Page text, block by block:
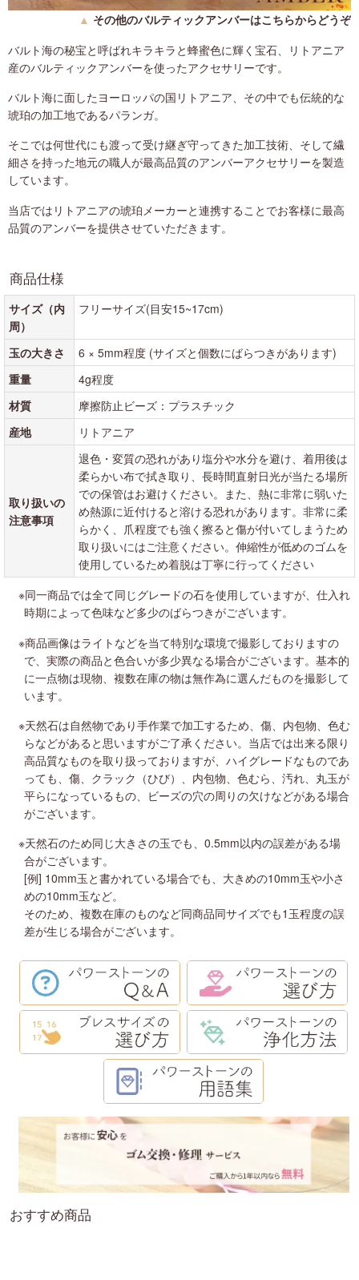
▲ その他のバルティックアンバーはこちらからどうぞ
バルト海の秘宝と呼ばれキラキラと蜂蜜色に輝く宝石、リトアニア
産のバルティックアンバーを使ったアクセサリーです。
バルト海に面したヨーロッパの国リトアニア、その中でも伝統的な
琥珀の加工地であるパランガ。
そこでは何世代にも渡って受け継ぎ守ってきた加工技術、そして繊
細さを持った地元の職人が最高品質のアンバーアクセサリーを製造
しています。
当店ではリトアニアの琥珀メーカーと連携することでお客様に最高
品質のアンバーを提供させていただきます。
商品仕様
サイズ（内
周）
フリーサイズ(目安15~17cm)
玉の大きさ
6 × 5mm程度 (サイズと個数にばらつきがあります)
重量
4g程度
材質
摩擦防止ビーズ：プラスチック
産地
リトアニア
取り扱いの
注意事項
退色・変質の恐れがあり塩分や水分を避け、着用後は
柔らかい布で拭き取り、長時間直射日光が当たる場所
での保管はお避けください。また、熱に非常に弱いた
め熱源に近付けると溶ける恐れがあります。非常に柔
らかく、爪程度でも強く擦ると傷が付いてしまうため
取り扱いにはご注意ください。伸縮性が低めのゴムを
使用しているため着脱は丁寧に行ってください
※同一商品では全て同じグレードの石を使用していますが、仕入れ
時期によって色味など多少のばらつきがございます。
※商品画像はライトなどを当て特別な環境で撮影しておりますの
で、実際の商品と色合いが多少異なる場合がございます。基本的
に一点物は現物、複数在庫の物は無作為に選んだものを撮影して
います。
※天然石は自然物であり手作業で加工するため、傷、内包物、色む
らなどがあると思いますがご了承ください。当店では出来る限り
高品質なものを取り扱っておりますが、ハイグレードなものであ
っても、傷、クラック（ひび）、内包物、色むら、汚れ、丸玉が
平らになっているもの、ビーズの穴の周りの欠けなどがある場合
がございます。
※天然石のため同じ大きさの玉でも、0.5mm以内の誤差がある場
合がございます。
[例] 10mm玉と書かれている場合でも、大きめの10mm玉や小さ
めの10mm玉など。
そのため、複数在庫のものなど同商品同サイズでも1玉程度の誤
差が生じる場合がございます。
おすすめ商品